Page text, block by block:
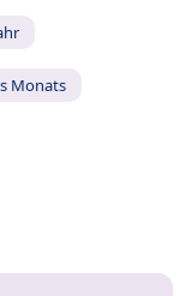
Monats